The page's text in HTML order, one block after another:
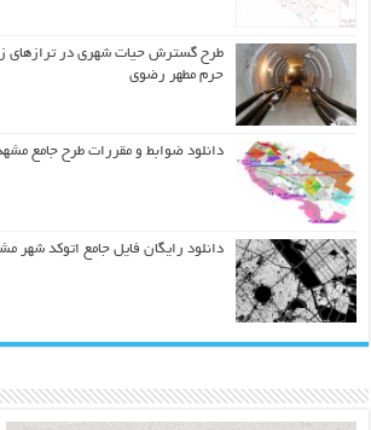
طرح گسترش حیات شهري در ترازهاي
حرم مطهر رضوي
دانلود ضوابط و مقررات طرح جامع
دانلود رایگان فایل جامع اتوکد شهر